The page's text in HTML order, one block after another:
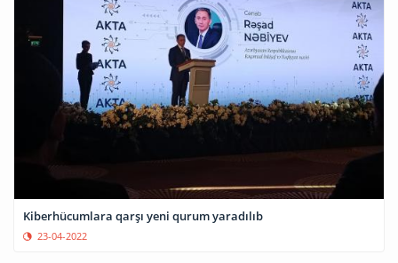
Kiberhücumlara qarşı yeni qurum yaradılıb
23-04-2022